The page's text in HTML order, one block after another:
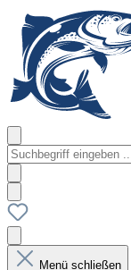
Menü schließen